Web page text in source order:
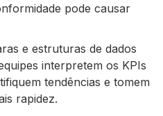
pode causar
e estruturas de dados
interpretem os KPIs
tendências e tomem
rapidez.